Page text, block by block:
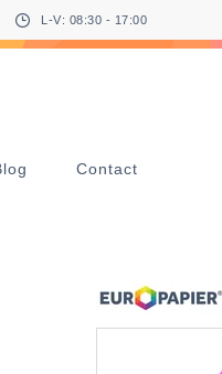
L-V: 08:30 - 17:00
Contact